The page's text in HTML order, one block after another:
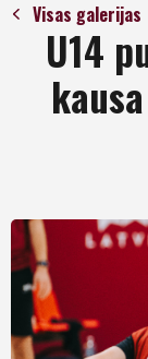
Visas galerijas
U14